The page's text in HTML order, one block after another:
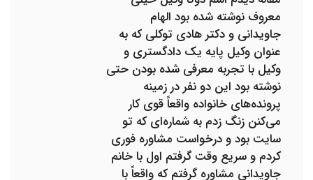
معروف نوشته شده بود الهام
جاویدانی و دکتر هادی توکلی که به
عنوان وکیل پایه یک دادگستری و
وکیل با تجربه معرفی شده بودن حتی
نوشته بود این دو نفر در زمینه
پرونده‌های خانواده واقعاً قوی کار
می‌کنن زنگ زدم به شماره‌ای که تو
سایت بود و درخواست مشاوره فوری
کردم و سریع وقت گرفتم اول با خانم
جاویدانی مشاوره گرفتم که واقعاً با